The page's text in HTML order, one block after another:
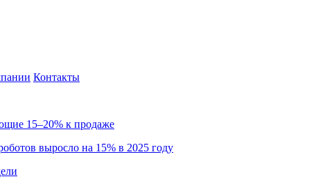
Контакты
15–20% к продаже
выросло на 15% в 2025 году